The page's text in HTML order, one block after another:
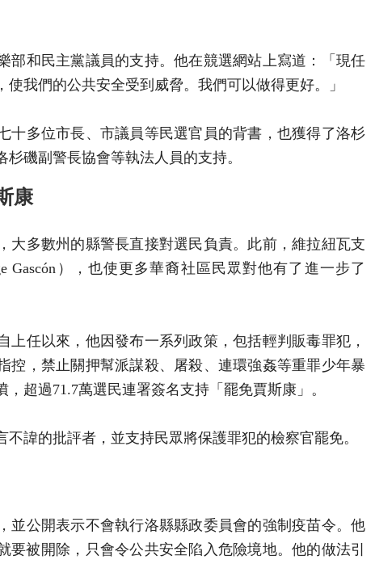
部和民主黨議員的支持。他在競選網站上寫道：「現任
我們的公共安全受到威脅。我們可以做得更好。」
十多位市長、市議員等民選官員的背書，也獲得了洛杉
磯副警長協會等執法人員的支持。
康
大多數州的縣警長直接對選民負責。此前，維拉紐瓦支
Gascón），也使更多華裔社區民眾對他有了進一步了
上任以來，他因發布一系列政策，包括輕判販毒罪犯，
控，禁止關押幫派謀殺、屠殺、連環強姦等重罪少年暴
超過71.7萬選民連署簽名支持「罷免賈斯康」。
諱的批評者，並支持民眾將保護罪犯的檢察官罷免。
並公開表示不會執行洛縣縣政委員會的強制疫苗令。他
要被開除，​​只會令公共安全陷入危險境地。他的做法引